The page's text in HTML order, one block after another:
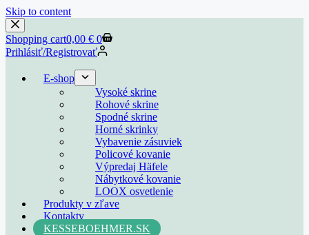
Skip to content
Shopping cart0,00 € 0
Prihlásiť/Registrovať
E-shop
Vysoké skrine
Rohové skrine
Spodné skrine
Horné skrinky
Vybavenie zásuviek
Policové kovanie
Výpredaj Häfele
Nábytkové kovanie
LOOX osvetlenie
Produkty v zľave
Kontakty
KESSEBOEHMER.SK